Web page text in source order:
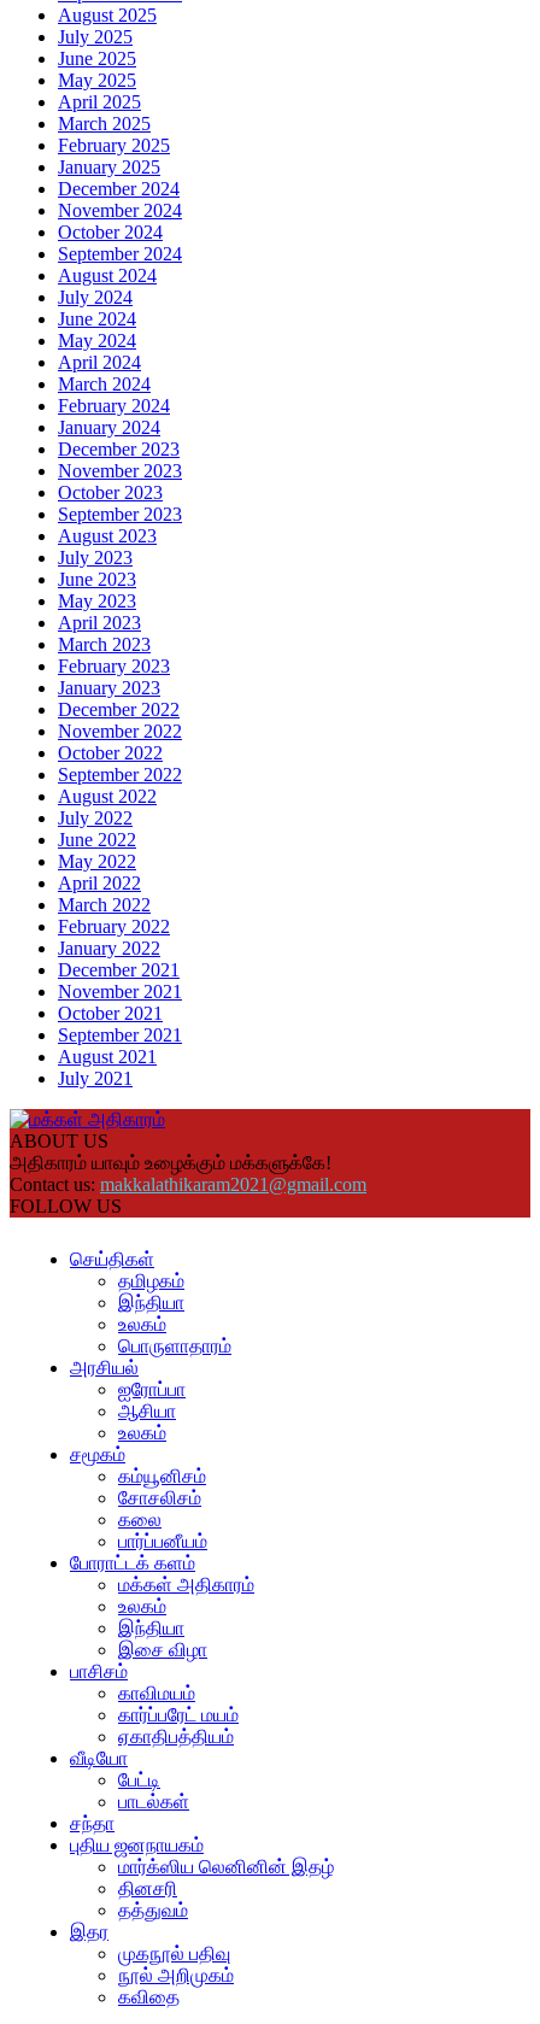
August 2025
July 2025
June 2025
May 2025
April 2025
March 2025
February 2025
January 2025
December 2024
November 2024
October 2024
September 2024
August 2024
July 2024
June 2024
May 2024
April 2024
March 2024
February 2024
January 2024
December 2023
November 2023
October 2023
September 2023
August 2023
July 2023
June 2023
May 2023
April 2023
March 2023
February 2023
January 2023
December 2022
November 2022
October 2022
September 2022
August 2022
July 2022
June 2022
May 2022
April 2022
March 2022
February 2022
January 2022
December 2021
November 2021
October 2021
September 2021
August 2021
July 2021
ABOUT US
அதிகாரம் யாவும் உழைக்கும் மக்களுக்கே!
Contact us: makkalathikaram2021@gmail.com
FOLLOW US
செய்திகள்
தமிழகம்
இந்தியா
உலகம்
பொருளாதாரம்
அரசியல்
ஐரோப்பா
ஆசியா
உலகம்
சமூகம்
கம்யூனிசம்
சோசலிசம்
கலை
பார்ப்பனீயம்
போராட்டக் களம்
மக்கள் அதிகாரம்
உலகம்
இந்தியா
இசை விழா
பாசிசம்
காவிமயம்
கார்ப்பரேட் மயம்
ஏகாதிபத்தியம்
வீடியோ
பேட்டி
பாடல்கள்
சந்தா
புதிய ஜனநாயகம்
மார்க்ஸிய லெனினின் இதழ்
தினசரி
தத்துவம்
இதர
முகநூல் பதிவு
நூல் அறிமுகம்
கவிதை